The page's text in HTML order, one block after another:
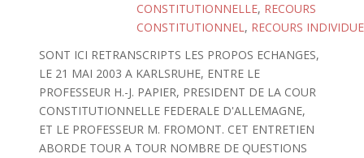
CONSTITUTIONNELLE, RECOURS
CONSTITUTIONNEL, RECOURS
SONT ICI RETRANSCRIPTS LES PROPOS ECHANGES,
LE 21 MAI 2003 A KARLSRUHE, ENTRE LE
PROFESSEUR H.-J. PAPIER, PRESIDENT DE LA COUR
CONSTITUTIONNELLE FEDERALE D'ALLEMAGNE,
ET LE PROFESSEUR M. FROMONT. CET ENTRETIEN
ABORDE TOUR A TOUR NOMBRE DE QUESTIONS